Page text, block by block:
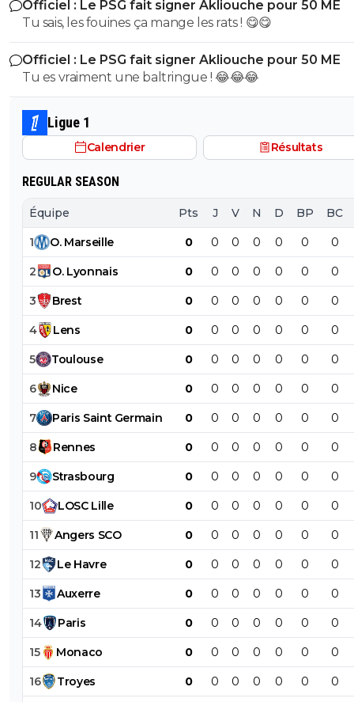
de bouche et on t'accuserait de l'avoir mangé que tu
encore....mdr
Officiel : Le PSG fait signer Akliouche pour 50 ME
Tu sais, les fouines ça mange les rats ! 😋😋
Officiel : Le PSG fait signer Akliouche pour 50 ME
Tu es vraiment une baltringue ! 😂😂😂
Ligue 1
Calendrier Résultats
REGULAR SEASON
Équipe Pts J V N D BP BC
1 O. Marseille 0 0 0 0 0 0 0
2 O. Lyonnais 0 0 0 0 0 0 0
3 Brest 0 0 0 0 0 0 0
4 Lens 0 0 0 0 0 0 0
5 Toulouse 0 0 0 0 0 0 0
6 Nice 0 0 0 0 0 0 0
7 Paris Saint Germain 0 0 0 0 0 0 0
8 Rennes 0 0 0 0 0 0 0
9 Strasbourg 0 0 0 0 0 0 0
10 LOSC Lille 0 0 0 0 0 0 0
11 Angers SCO 0 0 0 0 0 0 0
12 Le Havre 0 0 0 0 0 0 0
13 Auxerre 0 0 0 0 0 0 0
14 Paris 0 0 0 0 0 0 0
15 Monaco 0 0 0 0 0 0 0
16 Troyes 0 0 0 0 0 0 0